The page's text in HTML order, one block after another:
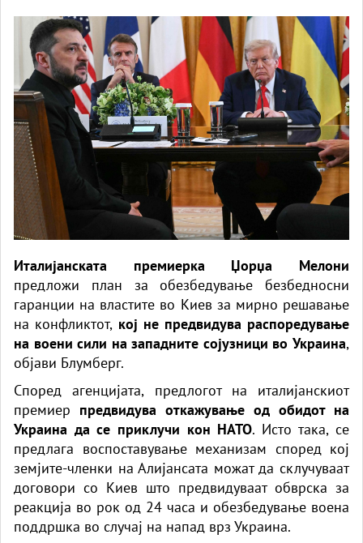
Италијанската премиерка Џорџа Мелони
предложи план за обезбедување безбедносни
гаранции на властите во Киев за мирно решавање
на конфликтот, кој не предвидува распоредување
на воени сили на западните сојузници во Украина,
објави Блумберг.
Според агенцијата, предлогот на италијанскиот
премиер предвидува откажување од обидот на
Украина да се приклучи кон НАТО. Исто така, се
предлага воспоставување механизам според кој
земјите-членки на Алијансата можат да склучуваат
договори со Киев што предвидуваат обврска за
реакција во рок од 24 часа и обезбедување воена
поддршка во случај на напад врз Украина.